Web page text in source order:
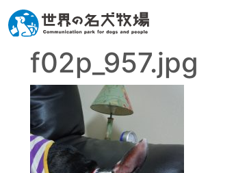
f02p_957.jpg